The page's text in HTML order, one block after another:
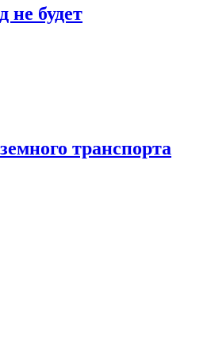
не будет
транспорта